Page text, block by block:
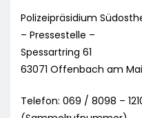
Polizeipräsidium
– Pressestelle –
Spessartring 61
63071 Offenbach am
Telefon: 069 / 8098 –